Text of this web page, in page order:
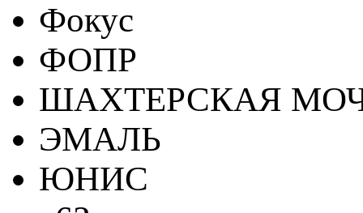
Фокус
ФОПР
ШАХТЕРСКАЯ
ЭМАЛЬ
ЮНИС